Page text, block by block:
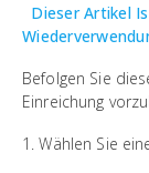
Dieser Artikel
Befolgen Sie
Einreichung
1. Wählen Sie